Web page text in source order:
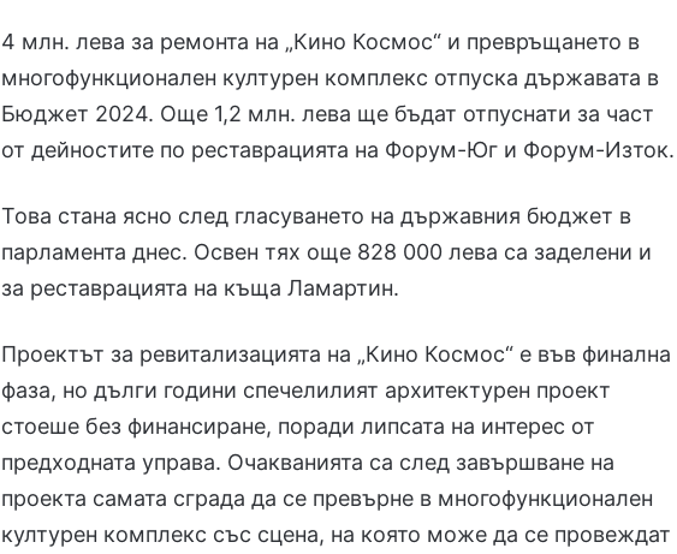
4 млн. лева за ремонта на „Кино Космос“ и превръщането в
многофункционален културен комплекс отпуска държавата в
Бюджет 2024. Още 1,2 млн. лева ще бъдат отпуснати за част
от дейностите по реставрацията на Форум-Юг и Форум-Изток.
Това стана ясно след гласуването на държавния бюджет в
парламента днес. Освен тях още 828 000 лева са заделени и
за реставрацията на къща Ламартин.
Проектът за ревитализацията на „Кино Космос“ е във финална
фаза, но дълги години спечелилият архитектурен проект
стоеше без финансиране, поради липсата на интерес от
предходната управа. Очакванията са след завършване на
проекта самата сграда да се превърне в многофункционален
културен комплекс със сцена, на която може да се провеждат